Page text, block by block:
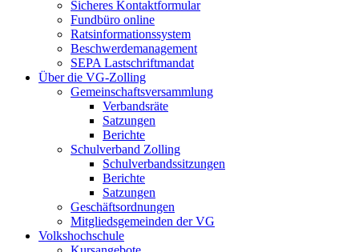
Sicheres Kontaktformular
Fundbüro online
Ratsinformationssystem
Beschwerdemanagement
SEPA Lastschriftmandat
Über die VG-Zolling
Gemeinschaftsversammlung
Verbandsräte
Satzungen
Berichte
Schulverband Zolling
Schulverbandssitzungen
Berichte
Satzungen
Geschäftsordnungen
Mitgliedsgemeinden der VG
Volkshochschule